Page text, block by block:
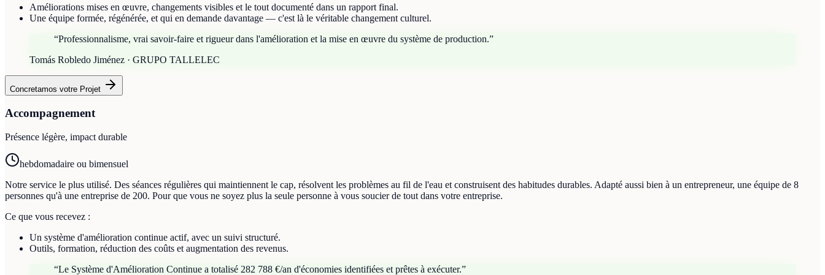
Améliorations mises en œuvre, changements visibles et le tout documenté dans un rapport final.
Une équipe formée, régénérée, et qui en demande davantage — c'est là le véritable changement culturel.
“Professionnalisme, vrai savoir-faire et rigueur dans l'amélioration et la mise en œuvre du système de production.”
Tomás Robledo Jiménez · GRUPO TALLELEC
Concretamos votre Projet
Accompagnement
Présence légère, impact durable
hebdomadaire ou bimensuel
Notre service le plus utilisé. Des séances régulières qui maintiennent le cap, résolvent les problèmes au fil de l'eau et construisent des habitudes durables. Adapté aussi bien à un entrepreneur, une équipe de 8
personnes qu'à une entreprise de 200. Pour que vous ne soyez plus la seule personne à vous soucier de tout dans votre entreprise.
Ce que vous recevez :
Un système d'amélioration continue actif, avec un suivi structuré.
Outils, formation, réduction des coûts et augmentation des revenus.
“Le Système d'Amélioration Continue a totalisé 282 788 €/an d'économies identifiées et prêtes à exécuter.”